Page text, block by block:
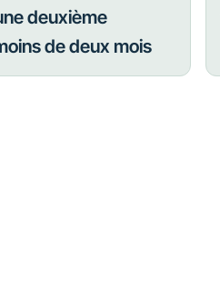
deuxième
de deux mois